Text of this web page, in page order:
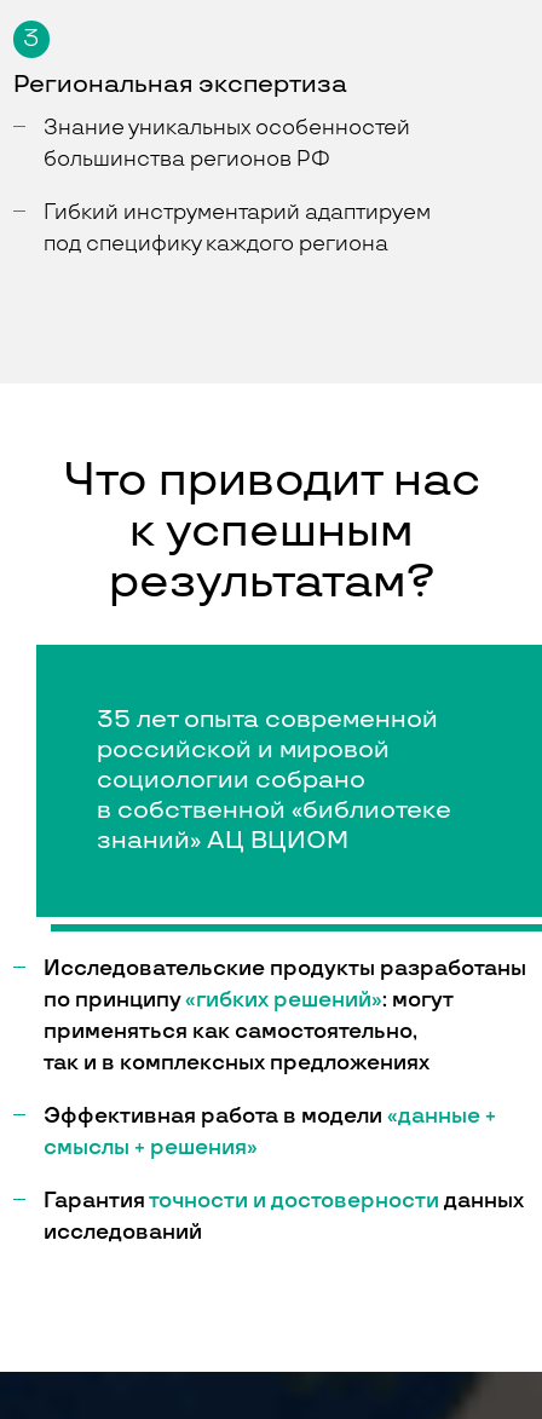
3
Региональная экспертиза
Знание уникальных особенностей
большинства регионов РФ
Гибкий инструментарий адаптируем
под специфику каждого региона
Что приводит нас
к успешным
результатам?
35 лет опыта современной
российской и мировой
социологии собрано
в собственной «библиотеке
знаний» АЦ ВЦИОМ
Исследовательские продукты разработаны
по принципу«гибких решений»: могут
применяться как самостоятельно,
так и в комплексных предложениях
Эффективная работа в модели «данные +
смыслы + решения»
Гарантия точности и достоверности данных
исследований